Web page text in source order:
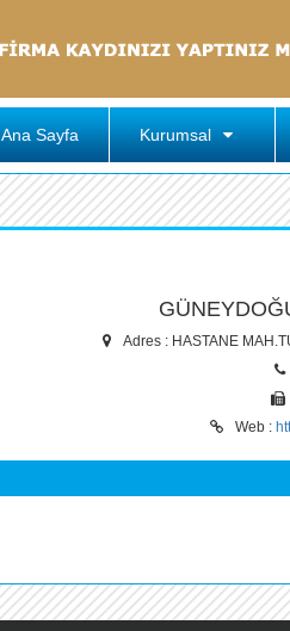
Ana Sayfa Kurumsal
Adres : HASTANE
Web :